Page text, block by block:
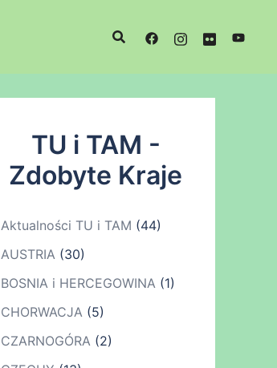
TU i TAM -
Zdobyte Kraje
Aktualności TU i TAM (44)
AUSTRIA(30)
BOSNIA i HERCEGOWINA(1)
CHORWACJA(5)
CZARNOGÓRA(2)